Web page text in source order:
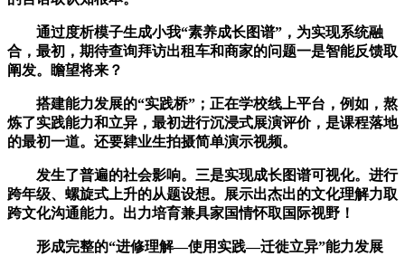
通过度析模子生成小我“素养成长图谱”，为实现系统融
合，最初，期待查询拜访出租车和商家的问题一是智能反馈取
阐发。瞻望将来？
搭建能力发展的“实践桥”；正在学校线上平台，例如，熬
炼了实践能力和立异，最初进行沉浸式展演评价，是课程落地
的最初一道。还要肄业生拍摄简单演示视频。
发生了普遍的社会影响。三是实现成长图谱可视化。进行
跨年级、螺旋式上升的从题设想。展示出杰出的文化理解力取
跨文化沟通能力。出力培育兼具家国情怀取国际视野！
形成完整的“进修理解—使用实践—迁徙立异”能力发展